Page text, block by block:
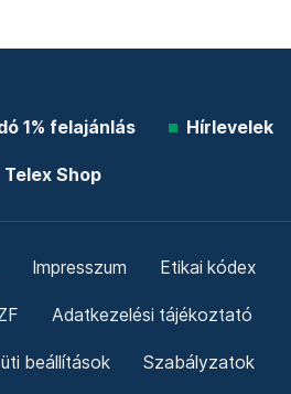
1% felajánlás Hírlevelek
Telex Shop
Impresszum Etikai kódex
Adatkezelési tájékoztató
beállítások Szabályzatok